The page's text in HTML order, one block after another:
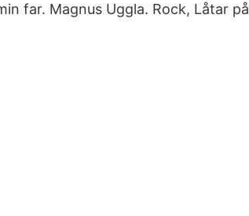
far. Magnus Uggla. Rock, Låtar på